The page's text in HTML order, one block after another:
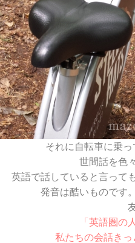
それに自転車に乗っ
世間話を色
英語で話していると言って
発音は酷いものです
「英語圏の
私たちの会話き